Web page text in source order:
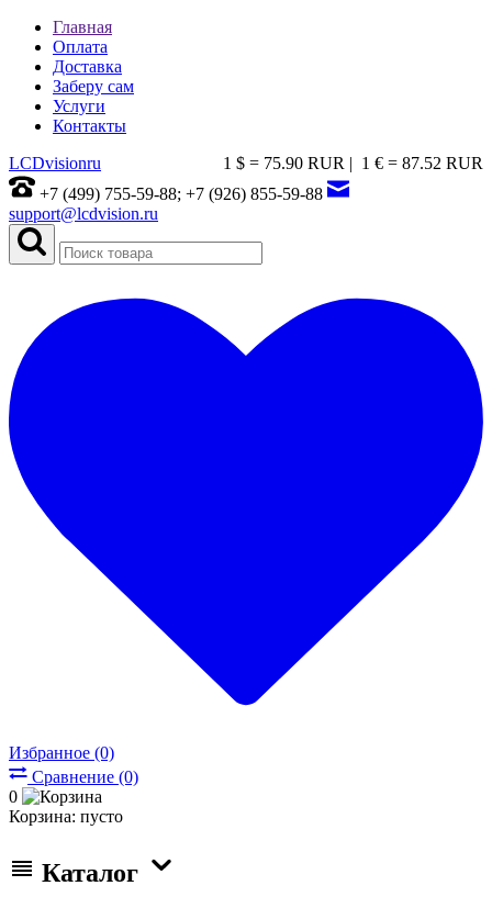
Главная
Оплата
Доставка
Заберу сам
Услуги
Контакты
1 € = 87.52 RUR
1 $ = 75.90 RUR |
LCDvisionru
+7 (499) 755-59-88; +7 (926) 855-59-88
support@lcdvision.ru
Избранное (0)
Сравнение (0)
0
Корзина: пусто
Каталог